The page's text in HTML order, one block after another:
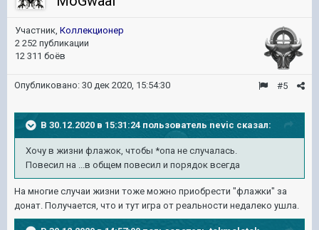
Участник, Коллекционер
2 252 публикации
12 311 боёв
#5
Опубликовано: 30 дек 2020, 15:54:30
В 30.12.2020 в 15:31:24 пользователь nevic сказал:
Хочу в жизни флажок, чтобы *опа не случалась.
Повесил на ...в общем повесил и порядок всегда
На многие случаи жизни тоже можно приобрести "флажки" за
донат. Получается, что и тут игра от реальности недалеко ушла.